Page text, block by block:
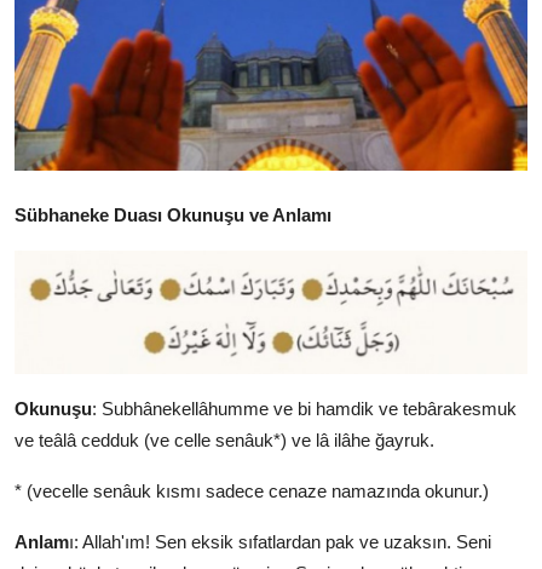
DUALAR
KİMDİR?
DİNİ MESAJLAR
KISSADAN HİSSE
DİNİ BİLGİLER
Sübhaneke Duası Okunuşu ve Anlamı
Okunuşu: Subhânekellâhumme ve bi hamdik ve tebârakesmuk
ve teâlâ cedduk (ve celle senâuk*) ve lâ ilâhe ğayruk.
* (vecelle senâuk kısmı sadece cenaze namazında okunur.)
Anlamı: Allah'ım! Sen eksik sıfatlardan pak ve uzaksın. Seni